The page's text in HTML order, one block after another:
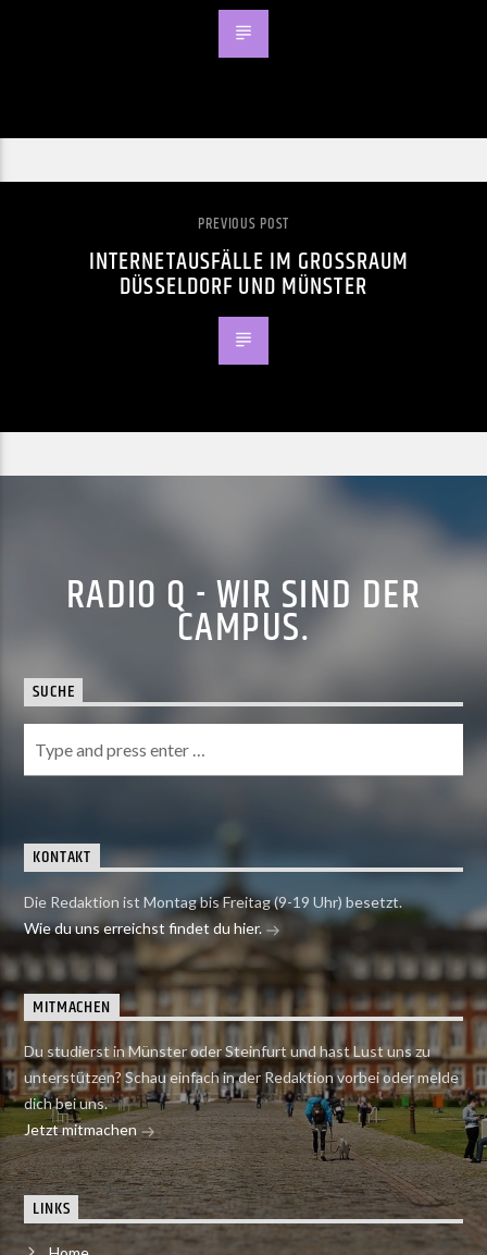
PREVIOUS POST
INTERNETAUSFÄLLE IM GROSSRAUM D
ÜSSELDORF UND MÜNSTER
RADIO Q - WIR SIND DER
CAMPUS.
SUCHE
KONTAKT
Die Redaktion ist Montag bis Freitag (9-19 Uhr) besetzt.
Wie du uns erreichst findet du hier.
MITMACHEN
Du studierst in Münster oder Steinfurt und hast Lust uns zu
unterstützen? Schau einfach in der Redaktion vorbei oder melde
dich bei uns.
Jetzt mitmachen
LINKS